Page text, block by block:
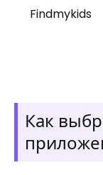
Findmykids
Как